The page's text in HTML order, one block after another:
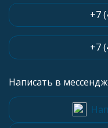
+7
+7
Написать в